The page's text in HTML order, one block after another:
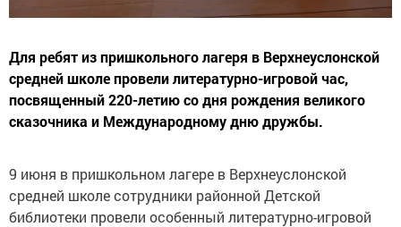
Для ребят из пришкольного лагеря в Верхнеуслонской
средней школе провели литературно-игровой час,
посвященный 220-летию со дня рождения великого
сказочника и Международному дню дружбы.
9 июня в пришкольном лагере в Верхнеуслонской
средней школе сотрудники районной Детской
библиотеки провели особенный литературно-игровой